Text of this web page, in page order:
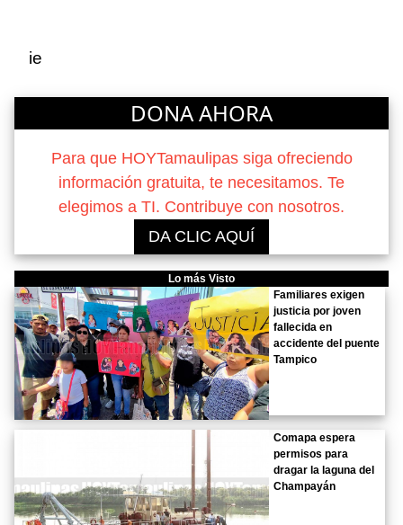
ie
DONA AHORA
Para que HOYTamaulipas siga ofreciendo
información gratuita, te necesitamos. Te
elegimos a TI. Contribuye con nosotros.
DA CLIC AQUÍ
Lo más Visto
Familiares exigen
justicia por joven
fallecida en
accidente del puente
Tampico
Comapa espera
permisos para
dragar la laguna del
Champayán